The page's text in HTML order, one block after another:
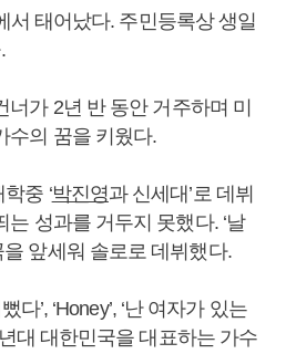
서 태어났다. 주민등록상 생일
가 2년 반 동안 거주하며 미
수의 꿈을 키웠다.
중 ‘박진영과 신세대’로 데뷔
성과를 거두지 못했다. ‘날
앞세워 솔로로 데뷔했다.
다’, ‘Honey’, ‘난 여자가 있는
대 대한민국을 대표하는 가수